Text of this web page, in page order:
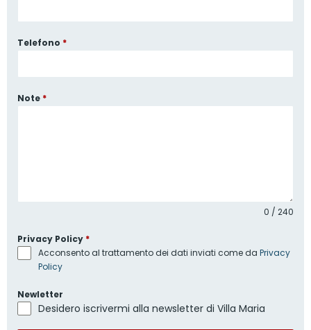
Telefono *
Note *
0 / 240
Privacy Policy *
Acconsento al trattamento dei dati inviati come da Privacy
Policy
Newletter
Desidero iscrivermi alla newsletter di Villa Maria